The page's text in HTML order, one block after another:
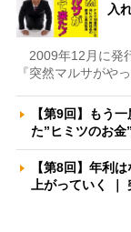
入
2009年12月に発
『突然マルサがや
【第9回】もう
た”ヒミツのお
【第8回】年利
上がっていく